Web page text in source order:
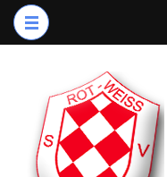
Zum
Inhalt
drücken)